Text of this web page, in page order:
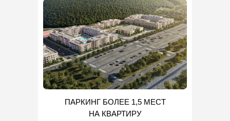
ПАРКИНГ БОЛЕЕ 1,5 МЕСТ
НА КВАРТИРУ